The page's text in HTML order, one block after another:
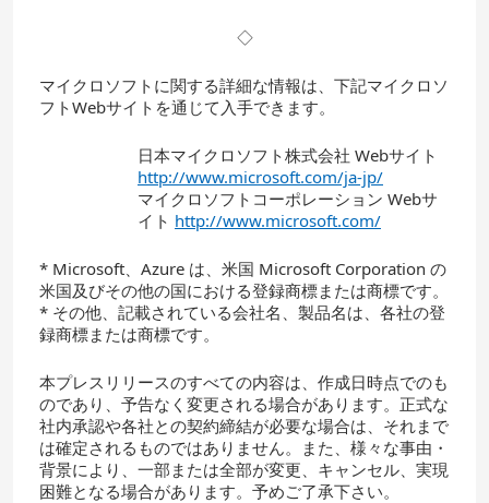
◇
マイクロソフトに関する詳細な情報は、下記マイクロソ
フトWebサイトを通じて入手できます。
日本マイクロソフト株式会社 Webサイト
http://www.microsoft.com/ja-jp/
マイクロソフトコーポレーション Webサ
イト http://www.microsoft.com/
* Microsoft、Azure は、米国 Microsoft Corporation の
米国及びその他の国における登録商標または商標です。
* その他、記載されている会社名、製品名は、各社の登
録商標または商標です。
本プレスリリースのすべての内容は、作成日時点でのも
のであり、予告なく変更される場合があります。正式な
社内承認や各社との契約締結が必要な場合は、それまで
は確定されるものではありません。また、様々な事由・
背景により、一部または全部が変更、キャンセル、実現
困難となる場合があります。予めご了承下さい。